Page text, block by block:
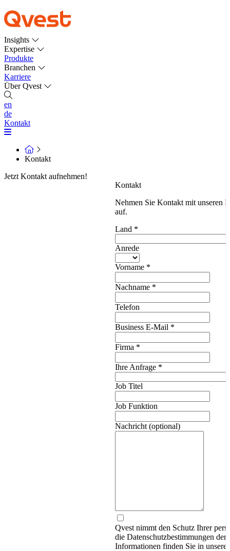
Insights
Expertise
Produkte
Branchen
Karriere
Über Qvest
en
de
Kontakt
Kontakt
Jetzt Kontakt aufnehmen!
Kontakt
Nehmen Sie Kontakt mit unseren
auf.
Land *
Anrede
Vorname *
Nachname *
Telefon
Business E-Mail *
Firma *
Ihre Anfrage *
Job Titel
Job Funktion
Nachricht (optional)
Qvest nimmt den Schutz Ihrer
die Datenschutzbestimmungen
Informationen finden Sie in